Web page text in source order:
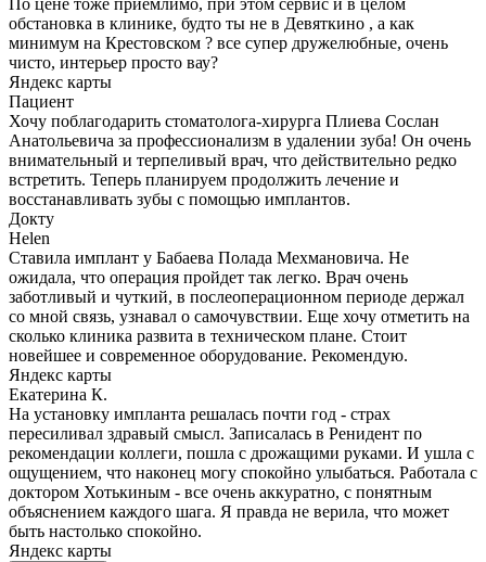
По цене тоже приемлимо, при этом сервис и в целом
обстановка в клинике, будто ты не в Девяткино , а как
минимум на Крестовском ? все супер дружелюбные, очень
чисто, интерьер просто вау?
Яндекс карты
Пациент
Хочу поблагодарить стоматолога-хирурга Плиева Сослан
Анатольевича за профессионализм в удалении зуба! Он очень
внимательный и терпеливый врач, что действительно редко
встретить. Теперь планируем продолжить лечение и
восстанавливать зубы с помощью имплантов.
Докту
Helen
Ставила имплант у Бабаева Полада Мехмановича. Не
ожидала, что операция пройдет так легко. Врач очень
заботливый и чуткий, в послеоперационном периоде держал
со мной связь, узнавал о самочувствии. Еще хочу отметить на
сколько клиника развита в техническом плане. Стоит
новейшее и современное оборудование. Рекомендую.
Яндекс карты
Екатерина К.
На установку импланта решалась почти год - страх
пересиливал здравый смысл. Записалась в Ренидент по
рекомендации коллеги, пошла с дрожащими руками. И ушла с
ощущением, что наконец могу спокойно улыбаться. Работала с
доктором Хотькиным - все очень аккуратно, с понятным
объяснением каждого шага. Я правда не верила, что может
быть настолько спокойно.
Яндекс карты